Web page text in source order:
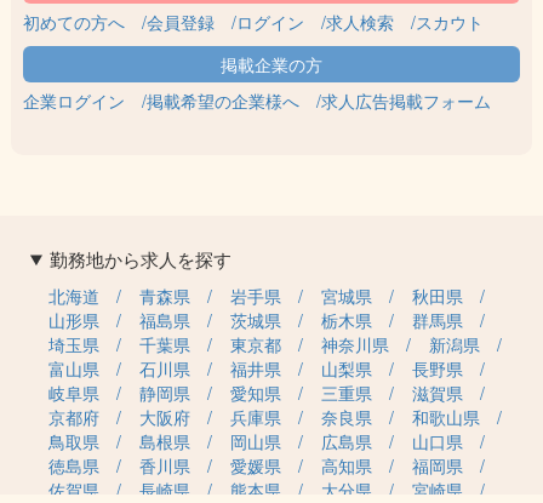
初めての方へ 会員登録 ログイン 求人検索 スカウト
企業ログイン 掲載希望の企業様へ 求人広告掲載フォーム
勤務地から求人を探す
北海道 青森県 岩手県 宮城県
秋田県
山形県
福島県 茨城県 栃木県
群馬県
埼玉県
千葉県 東京都 神奈川県
新潟県
富山県
石川県 福井県 山梨県
長野県
岐阜県
静岡県 愛知県 三重県
滋賀県
京都府
大阪府 兵庫県 奈良県
和歌山県
鳥取県
島根県 岡山県 広島県
山口県
徳島県
香川県 愛媛県 高知県
福岡県
佐賀県
長崎県 熊本県 大分県
宮崎県